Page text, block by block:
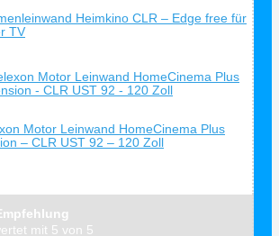
Heimkino CLR – Edge free für
TV
Motor Leinwand HomeCinema Plus
– CLR UST 92 – 120 Zoll
mit 5 von 5